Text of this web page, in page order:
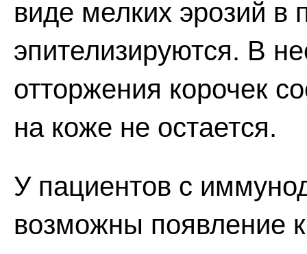
виде мелких эрозий
эпителизируются. В
отторжения корочек
на коже не остается.
У пациентов с
возможны появление